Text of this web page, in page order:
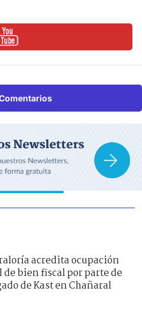
acredita ocupación
de bien fiscal por parte de
de Kast en Chañaral